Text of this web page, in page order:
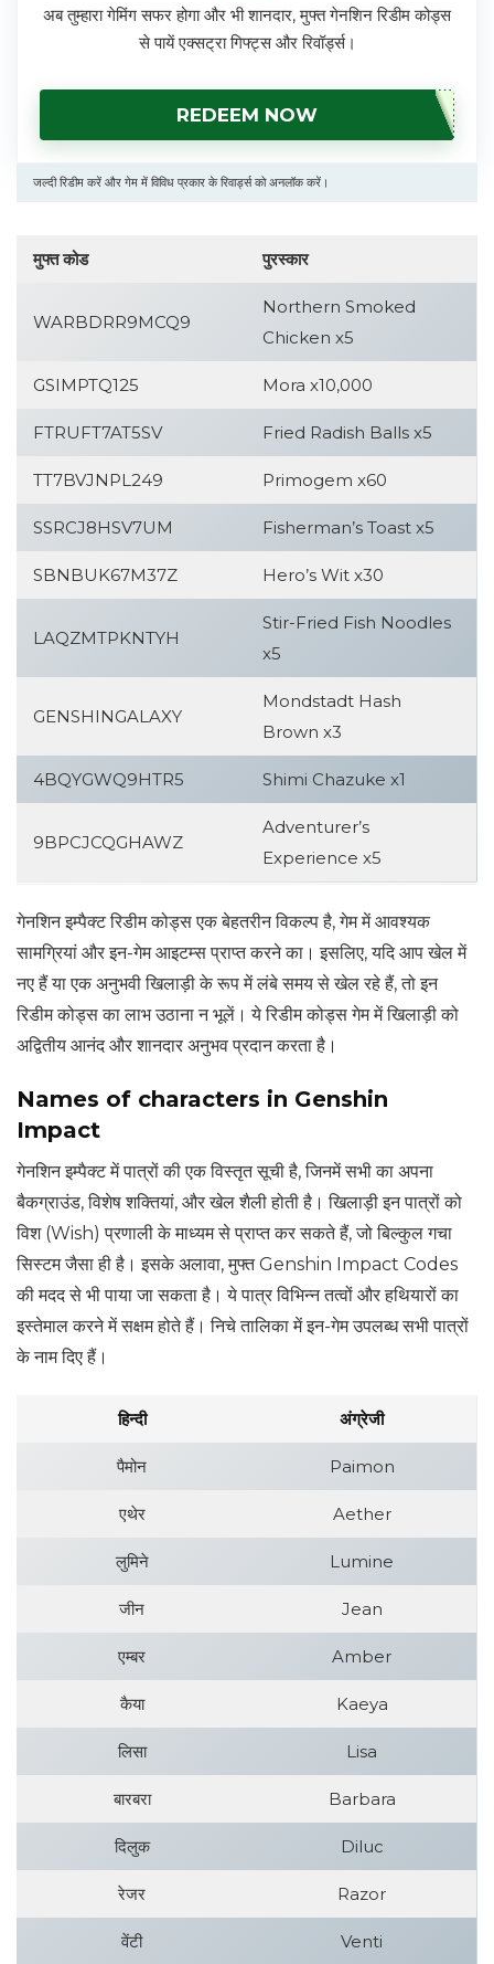
अब तुम्हारा गेमिंग सफर होगा और भी शानदार, मुफ्त गेनशिन रिडीम कोड्स
से पायें एक्सट्रा गिफ्ट्स और रिवॉर्ड्स।
REDEEM NOW
जल्दी रिडीम करें और गेम में विविध प्रकार के रिवार्ड्स को अनलॉक करें।
मुफ्त कोड पुरस्कार
WARBDRR9MCQ9
Northern Smoked
Chicken x5
GSIMPTQ125 Mora x10,000
FTRUFT7AT5SV Fried Radish Balls x5
TT7BVJNPL249 Primogem x60
SSRCJ8HSV7UM Fisherman’s Toast x5
SBNBUK67M37Z Hero’s Wit x30
LAQZMTPKNTYH
Stir-Fried Fish Noodles
x5
GENSHINGALAXY
Mondstadt Hash
Brown x3
4BQYGWQ9HTR5 Shimi Chazuke x1
9BPCJCQGHAWZ
Adventurer’s
Experience x5
गेनशिन इम्पैक्ट रिडीम कोड्स एक बेहतरीन विकल्प है, गेम में आवश्यक
सामग्रियां और इन-गेम आइटम्स प्राप्त करने का। इसलिए, यदि आप खेल में
नए हैं या एक अनुभवी खिलाड़ी के रूप में लंबे समय से खेल रहे हैं, तो इन
रिडीम कोड्स का लाभ उठाना न भूलें। ये रिडीम कोड्स गेम में खिलाड़ी को
अद्वितीय आनंद और शानदार अनुभव प्रदान करता है।
Names of characters in Genshin
Impact
गेनशिन इम्पैक्ट में पात्रों की एक विस्तृत सूची है, जिनमें सभी का अपना
बैकग्राउंड, विशेष शक्तियां, और खेल शैली होती है। खिलाड़ी इन पात्रों को
विश (Wish) प्रणाली के माध्यम से प्राप्त कर सकते हैं, जो बिल्कुल गचा
सिस्टम जैसा ही है। इसके अलावा, मुफ्त Genshin Impact Codes
की मदद से भी पाया जा सकता है। ये पात्र विभिन्न तत्वों और हथियारों का
इस्तेमाल करने में सक्षम होते हैं। निचे तालिका में इन-गेम उपलब्ध सभी पात्रों
के नाम दिए हैं।
हिन्दी अंग्रेजी
पैमोन Paimon
एथेर Aether
लुमिने Lumine
जीन Jean
एम्बर Amber
कैया Kaeya
लिसा Lisa
बारबरा Barbara
दिलुक Diluc
रेजर Razor
वेंटी Venti